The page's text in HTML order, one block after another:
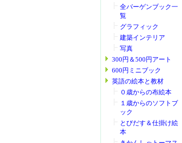
全バーゲンブック一
覧
グラフィック
建築インテリア
写真
300円＆500円アート
600円ミニブック
英語の絵本と教材
０歳からの布絵本
１歳からのソフトブ
ック
とびだす＆仕掛け絵
本